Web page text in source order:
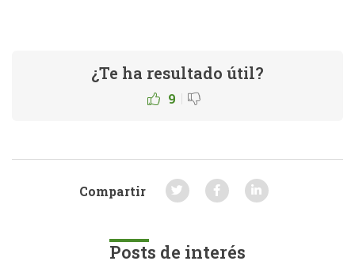
¿Te ha resultado útil?
9 |
Compartir
Posts de interés